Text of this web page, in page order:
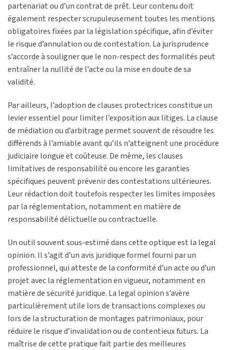
partenariat ou d’un contrat de prêt. Leur contenu doit
également respecter scrupuleusement toutes les mentions
obligatoires fixées par la législation spécifique, afin d’éviter
le risque d’annulation ou de contestation. La jurisprudence
s’accorde à souligner que le non-respect des formalités peut
entraîner la nullité de l’acte ou la mise en doute de sa
validité.
Par ailleurs, l’adoption de clauses protectrices constitue un
levier essentiel pour limiter l’exposition aux litiges. La clause
de médiation ou d’arbitrage permet souvent de résoudre les
différends à l’amiable avant qu’ils n’atteignent une procédure
judiciaire longue et coûteuse. De même, les clauses
limitatives de responsabilité ou encore les garanties
spécifiques peuvent prévenir des contestations ultérieures.
Leur rédaction doit toutefois respecter les limites imposées
par la réglementation, notamment en matière de
responsabilité délictuelle ou contractuelle.
Un outil souvent sous-estimé dans cette optique est la legal
opinion. Il s’agit d’un avis juridique formel fourni par un
professionnel, qui atteste de la conformité d’un acte ou d’un
projet avec la réglementation en vigueur, notamment en
matière de sécurité juridique. La legal opinion s’avère
particulièrement utile lors de transactions complexes ou
lors de la structuration de montages patrimoniaux, pour
réduire le risque d’invalidation ou de contentieux futurs. La
maîtrise de cette pratique fait partie des meilleures